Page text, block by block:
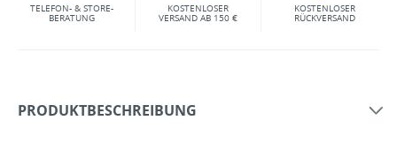
TELEFON- & STORE-
BERATUNG
KOSTENLOSER
VERSAND AB 150 €
KOSTENLOSER
RÜCKVERSAND
PRODUKTBESCHREIBUNG